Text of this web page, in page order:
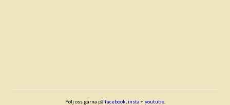
Följ oss gärna på facebook insta + youtube.